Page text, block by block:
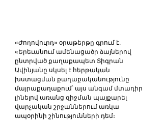
«Ժողովուրդ» օրաթերթը գրում է.
«Երեւանում ամենացածր ձայներով
ընտրված քաղաքապետ Տիգրան
Ավինյանը սկսել է հերթական
խստացման քաղաքականությունը
մայրաքաղաքում՝ այս անգամ մտադիր
լինելով առանց զիջման պայքարել
վարչական շրջաններում առկա
ապօրինի շինությունների դեմ։